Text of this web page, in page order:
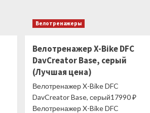
Велотренажеры
Велотренажер X-Bike DFC
DavCreator Base, серый
(Лучшая цена)
Велотренажер X-Bike DFC
DavCreator Base, серый17990 ₽
Велотренажер X-Bike DFC